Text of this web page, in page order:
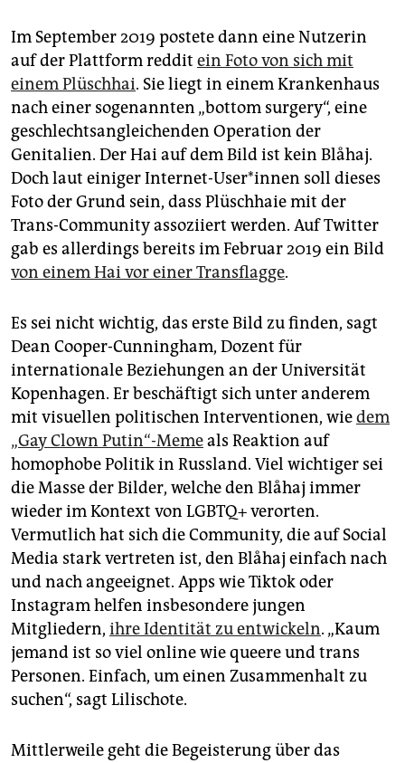
Im September 2019 postete dann eine Nutzerin
auf der Plattform reddit ein Foto von sich mit
einem Plüschhai. Sie liegt in einem Krankenhaus
nach einer sogenannten „bottom surgery“, eine
geschlechtsangleichenden Operation der
Genitalien. Der Hai auf dem Bild ist kein Blåhaj.
Doch laut einiger Internet-User*innen soll dieses
Foto der Grund sein, dass Plüschhaie mit der
Trans-Community assoziiert werden. Auf Twitter
gab es allerdings bereits im Februar 2019 ein Bild
von einem Hai vor einer Transflagge.
Es sei nicht wichtig, das erste Bild zu finden, sagt
Dean Cooper-Cunningham, Dozent für
internationale Beziehungen an der Universität
Kopenhagen. Er beschäftigt sich unter anderem
mit visuellen politischen Interventionen, wiedem
„Gay Clown Putin“-Memeals Reaktion auf
homophobe Politik in Russland. Viel wichtiger sei
die Masse der Bilder, welche den Blåhaj immer
wieder im Kontext von LGBTQ+ verorten.
Vermutlich hat sich die Community, die auf Social
Media stark vertreten ist, den Blåhaj einfach nach
und nach angeeignet. Apps wie Tiktok oder
Instagram helfen insbesondere jungen
Mitgliedern, ihre Identität zu entwickeln. „Kaum
jemand ist so viel online wie queere und trans
Personen. Einfach, um einen Zusammenhalt zu
suchen“, sagt Lilischote.
Mittlerweile geht die Begeisterung über das